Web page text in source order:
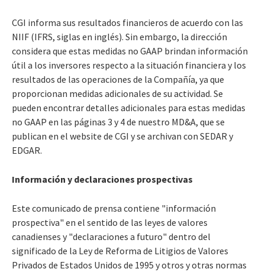
CGI informa sus resultados financieros de acuerdo con las
NIIF (IFRS, siglas en inglés). Sin embargo, la dirección
considera que estas medidas no GAAP brindan información
útil a los inversores respecto a la situación financiera y los
resultados de las operaciones de la Compañía, ya que
proporcionan medidas adicionales de su actividad. Se
pueden encontrar detalles adicionales para estas medidas
no GAAP en las páginas 3 y 4 de nuestro MD&A, que se
publican en el website de CGI y se archivan con SEDAR y
EDGAR.
Información y declaraciones prospectivas
Este comunicado de prensa contiene "información
prospectiva" en el sentido de las leyes de valores
canadienses y "declaraciones a futuro" dentro del
significado de la Ley de Reforma de Litigios de Valores
Privados de Estados Unidos de 1995 y otros y otras normas